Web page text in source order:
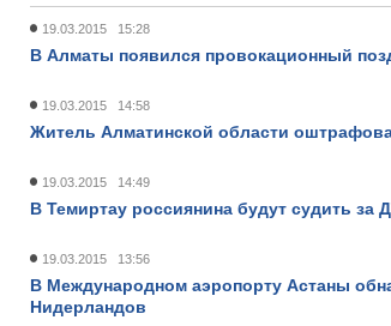
19.03.2015 15:28
В Алматы появился провокационный
19.03.2015 14:58
Житель Алматинской области
19.03.2015 14:49
В Темиртау россиянина будут судить за
19.03.2015 13:56
В Международном аэропорту Астаны
Нидерландов